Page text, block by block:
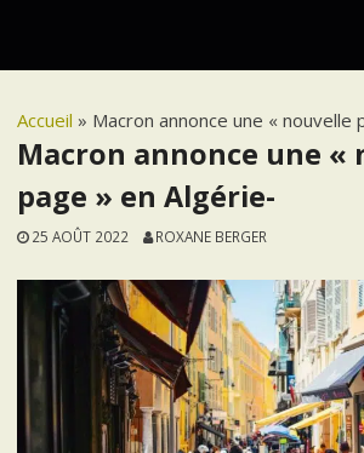
Accueil » Macron annonce une « nouvelle
Macron annonce une «
page » en Algérie-
25 AOÛT 2022 ROXANE BERGER